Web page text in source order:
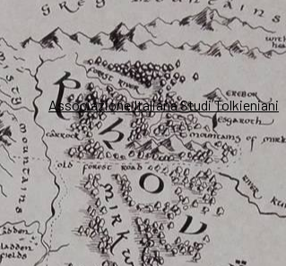
Associazione Italiana Studi Tolkieniani